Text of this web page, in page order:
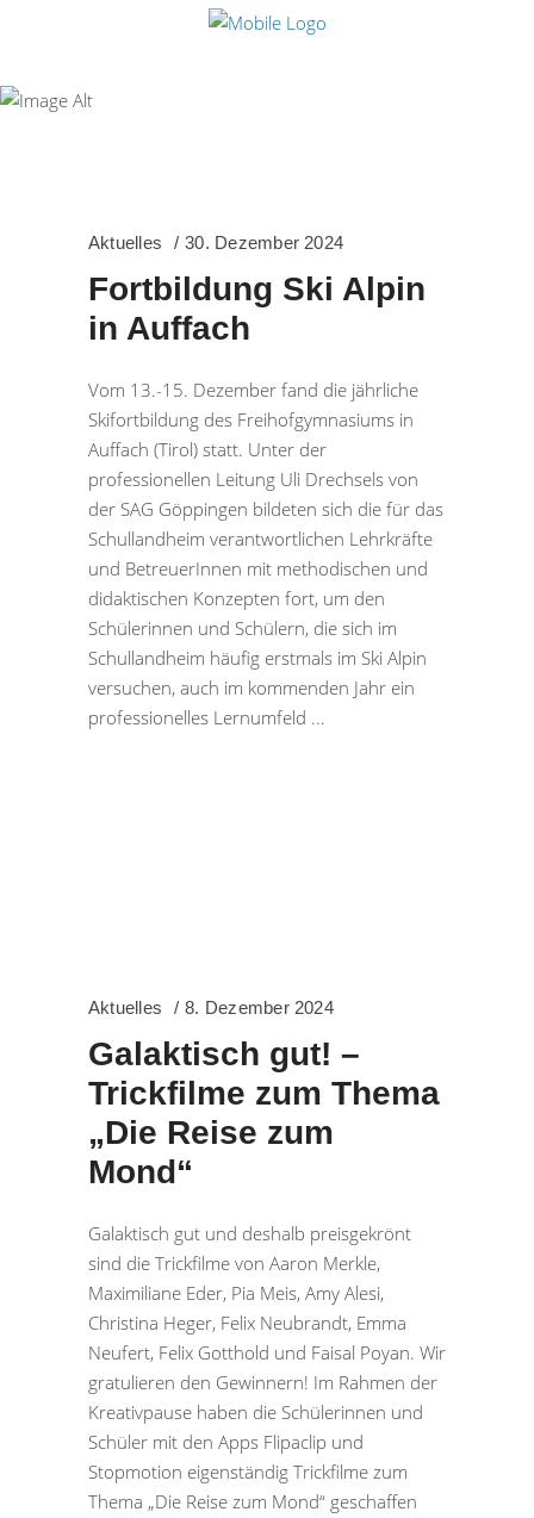
Aktuelles
Aktuelles 30. Dezember 2024
Fortbildung Ski Alpin
in Auffach
Vom 13.-15. Dezember fand die jährliche
Skifortbildung des Freihofgymnasiums in
Auffach (Tirol) statt. Unter der
professionellen Leitung Uli Drechsels von
der SAG Göppingen bildeten sich die für das
Schullandheim verantwortlichen Lehrkräfte
und BetreuerInnen mit methodischen und
didaktischen Konzepten fort, um den
Schülerinnen und Schülern, die sich im
Schullandheim häufig erstmals im Ski Alpin
versuchen, auch im kommenden Jahr ein
professionelles Lernumfeld
Aktuelles 8. Dezember 2024
Galaktisch gut! –
Trickfilme zum Thema
„Die Reise zum
Mond“
Galaktisch gut und deshalb preisgekrönt
sind die Trickfilme von Aaron Merkle,
Maximiliane Eder, Pia Meis, Amy Alesi,
Christina Heger, Felix Neubrandt, Emma
Neufert, Felix Gotthold und Faisal Poyan. Wir
gratulieren den Gewinnern! Im Rahmen der
Kreativpause haben die Schülerinnen und
Schüler mit den Apps Flipaclip und
Stopmotion eigenständig Trickfilme zum
Thema „Die Reise zum Mond“ geschaffen